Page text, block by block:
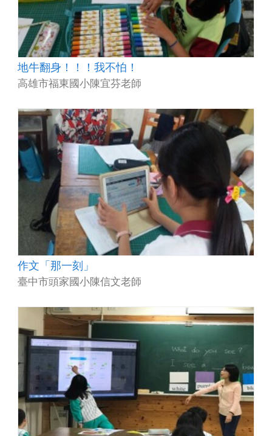
地牛翻身！！！我不怕！
高雄市福東國小陳宜芬老師
作文「那一刻」
臺中市頭家國小陳信文老師